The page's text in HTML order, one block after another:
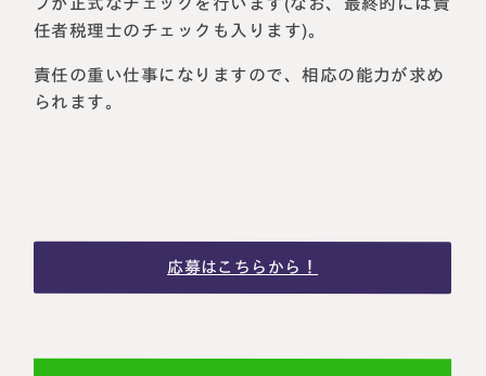
任者税理士のチェックも入ります)。
責任の重い仕事になりますので、相応の能力が求め
られます。
応募はこちらから！